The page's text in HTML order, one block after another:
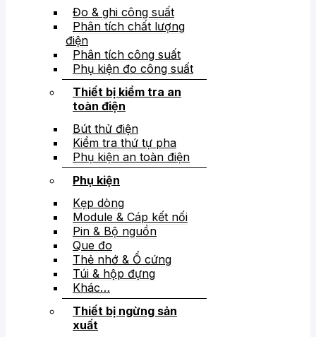
Đo & ghi công suất
Phân tích chất lượng
điện
Phân tích công suất
Phụ kiện đo công suất
Thiết bị kiểm tra an
toàn điện
Bút thử điện
Kiểm tra thứ tự pha
Phụ kiện an toàn điện
Phụ kiện
Kẹp dòng
Module & Cáp kết nối
Pin & Bộ nguồn
Que đo
Thẻ nhớ & Ổ cứng
Túi & hộp đựng
Khác…
Thiết bị ngừng sản
xuất